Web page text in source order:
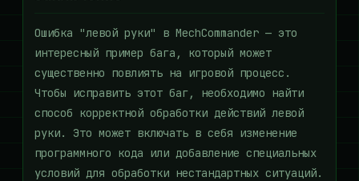
Ошибка "левой руки" в MechCommander — это
интересный пример бага, который может
существенно повлиять на игровой процесс.
Чтобы исправить этот баг, необходимо найти
способ корректной обработки действий левой
руки. Это может включать в себя изменение
программного кода или добавление специальных
условий для обработки нестандартных ситуаций.